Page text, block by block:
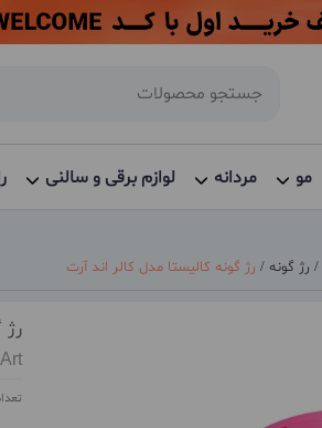
مو مردانه لوازم برقی و سالنی
/ رژ گونه / رژ گونه کالیستا مدل کالر اند آرت
رژ